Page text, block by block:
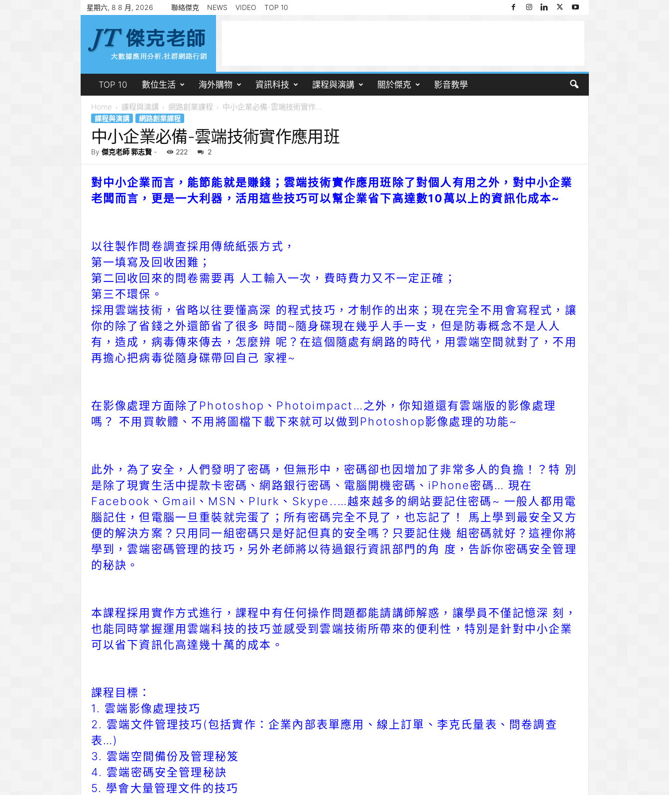
星期六, 8 8 月, 2026 聯絡傑克 NEWS VIDEO TOP 10
TOP 10 數位生活 海外購物 資訊科技 課程與演講 關於傑克 影音教學
Home 課程與演講 網路創業課程 中小企業必備-雲端技術實作...
課程與演講 網路創業課程
中小企業必備-雲端技術實作應用班
By 傑克老師 郭志賢- 222 2
對中小企業而言，能節能就是賺錢；雲端技術實作應用班除了對個人有用之外，對中小企業
老闆而言，更是一大利器，活用這些技巧可以幫企業省下高達數10萬以上的資訊化成本~
以往製作問卷調查採用傳統紙張方式，
第一填寫及回收困難；
第二回收回來的問卷需要再 人工輸入一次，費時費力又不一定正確；
第三不環保。
採用雲端技術，省略以往要懂高深 的程式技巧，才制作的出來；現在完全不用會寫程式，讓
你的除了省錢之外還節省了很多 時間~隨身碟現在幾乎人手一支，但是防毒概念不是人人
有，造成，病毒傳來傳去，怎麼辨 呢？在這個隨處有網路的時代，用雲端空間就對了，不用
再擔心把病毒從隨身碟帶回自己 家裡~
在影像處理方面除了Photoshop、Photoimpact…之外，你知道還有雲端版的影像處理
嗎？ 不用買軟體、不用將圖檔下載下來就可以做到Photoshop影像處理的功能~
此外，為了安全，人們發明了密碼，但無形中，密碼卻也因增加了非常多人的負擔！？特 別
是除了現實生活中提款卡密碼、網路銀行密碼、電腦開機密碼、iPhone密碼… 現在
Facebook、Gmail、MSN、Plurk、Skype..…越來越多的網站要記住密碼~ 一般人都用電
腦記住，但電腦一旦重裝就完蛋了；所有密碼完全不見了，也忘記了！ 馬上學到最安全又方
便的解決方案？只用同一組密碼只是好記但真的安全嗎？只要記住幾 組密碼就好？這裡你將
學到，雲端密碼管理的技巧，另外老師將以待過銀行資訊部門的角 度，告訴你密碼安全管理
的秘訣。
本課程採用實作方式進行，課程中有任何操作問題都能請講師解惑，讓學員不僅記憶深 刻，
也能同時掌握運用雲端科技的技巧並感受到雲端技術所帶來的便利性，特別是針對中小企業
可以省下資訊化高達幾十萬的成本。
課程目標：
1. 雲端影像處理技巧
2. 雲端文件管理技巧(包括實作：企業內部表單應用、線上訂單、李克氏量表、問卷調查
表…)
3. 雲端空間備份及管理秘笈
4. 雲端密碼安全管理秘訣
5. 學會大量管理文件的技巧